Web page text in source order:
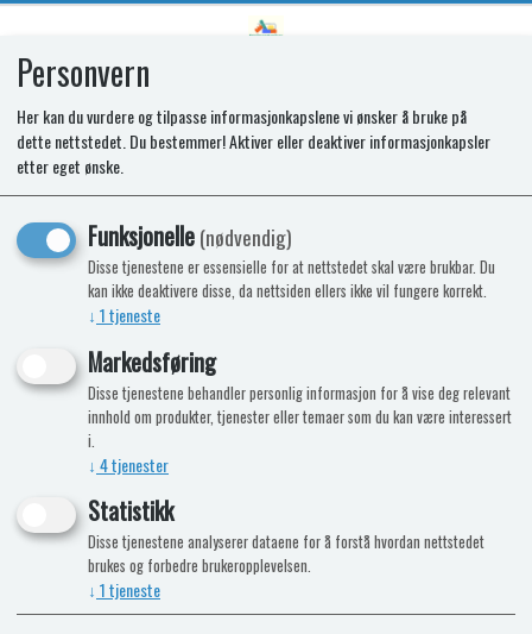
SR HOUSING FLAT WIDE LEFT
D/GRY LCD
Personvern
Her kan du vurdere og tilpasse informasjonkapslene vi ønsker å bruke på
dette nettstedet. Du bestemmer! Aktiver eller deaktiver informasjonkapsler
etter eget ønske.
Funksjonelle(nødvendig)
Disse tjenestene er essensielle for at nettstedet skal være brukbar. Du
kan ikke deaktivere disse, da nettsiden ellers ikke vil fungere korrekt.
↓ 1tjeneste
Markedsføring
Disse tjenestene behandler personlig informasjon for å vise deg relevant
innhold om produkter, tjenester eller temaer som du kan være interessert
i.
↓ 4tjenester
Statistikk
Disse tjenestene analyserer dataene for å forstå hvordan nettstedet
brukes og forbedre brukeropplevelsen.
↓ 1tjeneste